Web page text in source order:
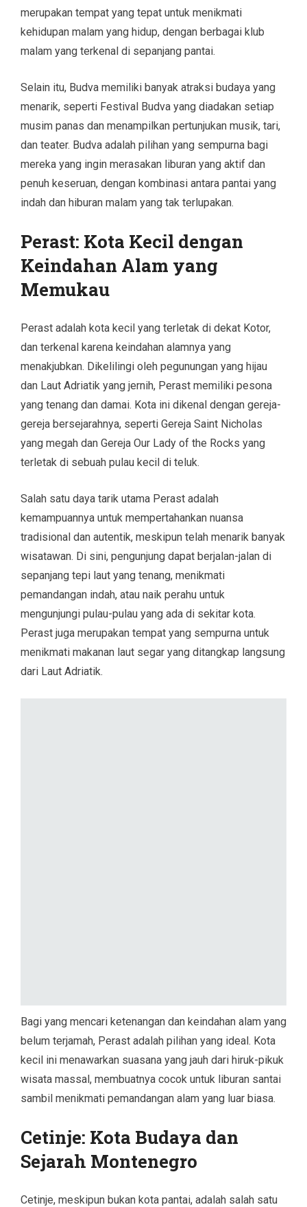
merupakan tempat yang tepat untuk menikmati
kehidupan malam yang hidup, dengan berbagai klub
malam yang terkenal di sepanjang pantai.
Selain itu, Budva memiliki banyak atraksi budaya yang
menarik, seperti Festival Budva yang diadakan setiap
musim panas dan menampilkan pertunjukan musik, tari,
dan teater. Budva adalah pilihan yang sempurna bagi
mereka yang ingin merasakan liburan yang aktif dan
penuh keseruan, dengan kombinasi antara pantai yang
indah dan hiburan malam yang tak terlupakan.
Perast: Kota Kecil dengan
Keindahan Alam yang
Memukau
Perast adalah kota kecil yang terletak di dekat Kotor,
dan terkenal karena keindahan alamnya yang
menakjubkan. Dikelilingi oleh pegunungan yang hijau
dan Laut Adriatik yang jernih, Perast memiliki pesona
yang tenang dan damai. Kota ini dikenal dengan gereja-
gereja bersejarahnya, seperti Gereja Saint Nicholas
yang megah dan Gereja Our Lady of the Rocks yang
terletak di sebuah pulau kecil di teluk.
Salah satu daya tarik utama Perast adalah
kemampuannya untuk mempertahankan nuansa
tradisional dan autentik, meskipun telah menarik banyak
wisatawan. Di sini, pengunjung dapat berjalan-jalan di
sepanjang tepi laut yang tenang, menikmati
pemandangan indah, atau naik perahu untuk
mengunjungi pulau-pulau yang ada di sekitar kota.
Perast juga merupakan tempat yang sempurna untuk
menikmati makanan laut segar yang ditangkap langsung
dari Laut Adriatik.
Bagi yang mencari ketenangan dan keindahan alam yang
belum terjamah, Perast adalah pilihan yang ideal. Kota
kecil ini menawarkan suasana yang jauh dari hiruk-pikuk
wisata massal, membuatnya cocok untuk liburan santai
sambil menikmati pemandangan alam yang luar biasa.
Cetinje: Kota Budaya dan
Sejarah Montenegro
Cetinje, meskipun bukan kota pantai, adalah salah satu